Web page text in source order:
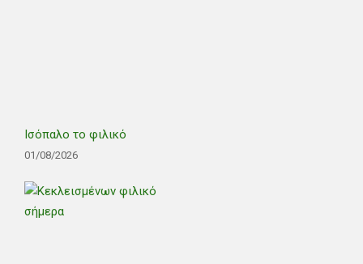
Ισόπαλο το φιλικό
01/08/2026